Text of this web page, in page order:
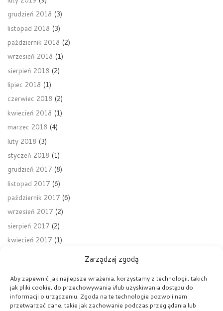
Zarządzaj zgodą
Aby zapewnić jak najlepsze wrażenia, korzystamy z technologii, takich
jak pliki cookie, do przechowywania i/lub uzyskiwania dostępu do
informacji o urządzeniu. Zgoda na te technologie pozwoli nam
przetwarzać dane, takie jak zachowanie podczas przeglądania lub
grudzień 2018 (3)
listopad 2018 (3)
październik 2018 (2)
wrzesień 2018 (1)
sierpień 2018 (2)
lipiec 2018 (1)
czerwiec 2018 (2)
kwiecień 2018 (1)
marzec 2018 (4)
luty 2018 (3)
styczeń 2018 (1)
grudzień 2017 (8)
listopad 2017 (6)
październik 2017 (6)
wrzesień 2017 (2)
sierpień 2017 (2)
kwiecień 2017 (1)
Nawigacja wpisu
Poprzedni wpis
ODBYŁ SIĘ PIERWSZY DZIEŃ OTWARTY